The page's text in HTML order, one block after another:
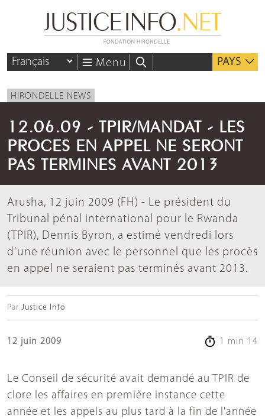
Menu PAYS
HIRONDELLE NEWS
12.06.09 - TPIR/MANDAT - LES
PROCES EN APPEL NE SERONT
PAS TERMINES AVANT 2013
Arusha, 12 juin 2009 (FH) - Le président du
Tribunal pénal international pour le Rwanda
(TPIR), Dennis Byron, a estimé vendredi lors
d'une réunion avec le personnel que les procès
en appel ne seraient pas terminés avant 2013.
Par Justice Info
12 juin 2009 1 min 14
Le Conseil de sécurité avait demandé au TPIR de
clore les affaires en première instance cette
année et les appels au plus tard à la fin de l'année